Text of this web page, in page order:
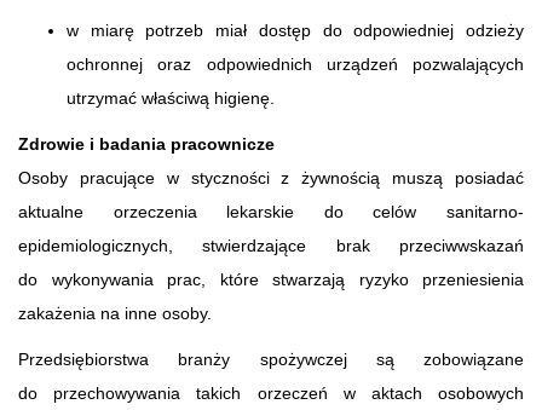
w miarę potrzeb miał dostęp do odpowiedniej odzieży
ochronnej oraz odpowiednich urządzeń pozwalających
utrzymać właściwą higienę.
Zdrowie i badania pracownicze
Osoby pracujące w styczności z żywnością muszą posiadać
aktualne orzeczenia lekarskie do celów sanitarno-
epidemiologicznych, stwierdzające brak przeciwwskazań
do wykonywania prac, które stwarzają ryzyko przeniesienia
zakażenia na inne osoby.
Przedsiębiorstwa branży spożywczej są zobowiązane
do przechowywania takich orzeczeń w aktach osobowych